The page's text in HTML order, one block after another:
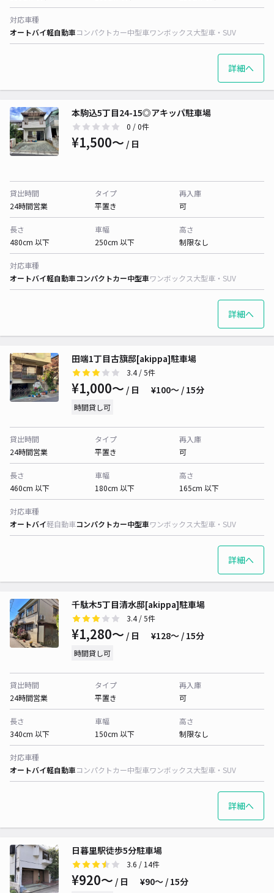
対応車種
オートバイ軽自動車コンパクトカー中型車ワンボックス大型車・SUV
詳細へ
本駒込5丁目24-15◎アキッパ駐車場
0 / 0件
¥1,500〜 / 日
貸出時間
24時間営業
タイプ
平置き
再入庫
可
長さ
480cm 以下
車幅
250cm 以下
高さ
制限なし
対応車種
オートバイ軽自動車コンパクトカー中型車ワンボックス大型車・SUV
詳細へ
田端1丁目古簱邸[akippa]駐車場
3.4/ 5件
¥1,000〜 / 日 ¥100〜 / 15分
時間貸し可
貸出時間
24時間営業
タイプ
平置き
再入庫
可
長さ
460cm 以下
車幅
180cm 以下
高さ
165cm 以下
対応車種
オートバイ軽自動車コンパクトカー中型車ワンボックス大型車・SUV
詳細へ
千駄木5丁目清水邸[akippa]駐車場
3.4/ 5件
¥1,280〜 / 日 ¥128〜 / 15分
時間貸し可
貸出時間
24時間営業
タイプ
平置き
再入庫
可
長さ
340cm 以下
車幅
150cm 以下
高さ
制限なし
対応車種
オートバイ軽自動車コンパクトカー中型車ワンボックス大型車・SUV
詳細へ
日暮里駅徒歩5分駐車場
3.6 / 14件
¥920〜 / 日 ¥90〜 / 15分